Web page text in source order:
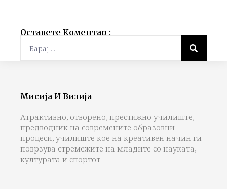
Оставете Коментар :
Мисија И Визија
Атрактивно, отворено, престижно училиште,
предводник на современите образовни
процеси, училиште кое на креативен начин ги
поврзува стремежите на младите со науката,
културата и спортот